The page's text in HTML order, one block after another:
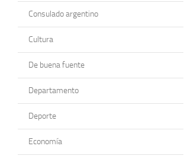
Consulado argentino
Cultura
De buena fuente
Departamento
Deporte
Economía